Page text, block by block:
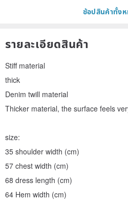
ช้อปสินค้าทั้ง
รายละเอียดสินค้า
Stiff material
thick
Denim twill material
Thicker material, the surface feels
size:
35 shoulder width (cm)
57 chest width (cm)
68 dress length (cm)
64 Hem width (cm)